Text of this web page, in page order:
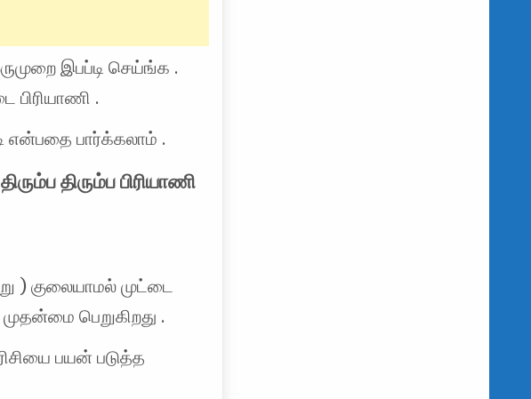
இபப்டி செய்ங்க .
.
என்பதை பார்க்கலாம் .
திரும்ப பிரியாணி
) குலையாமல் முட்டை
பெறுகிறது .
பயன் படுத்த